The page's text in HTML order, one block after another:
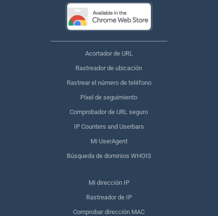
Acortador de URL
Rastreador de ubicación
Rastrear el número de teléfono
Píxel de seguimiento
Comprobador de URL seguro
IP Counters and Userbars
Mi UserAgent
Búsqueda de dominios WHOIS
Mi dirección IP
Rastreador de IP
Comprobar dirección MAC